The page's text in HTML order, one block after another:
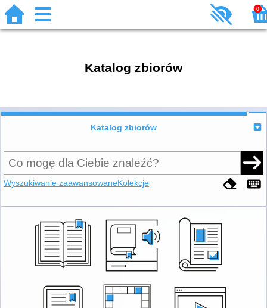
0
Katalog zbiorów
Katalog zbiorów
Wyszukiwanie zaawansowaneKolekcje